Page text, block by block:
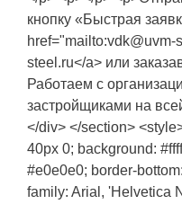
кнопку «Быстрая
href="mailto:vdk@uvm-
steel.ru</a> или
Работаем с
застройщиками на
</div> </section>
40px 0; background:
#e0e0e0; border-
family: Arial, 'Helvetica